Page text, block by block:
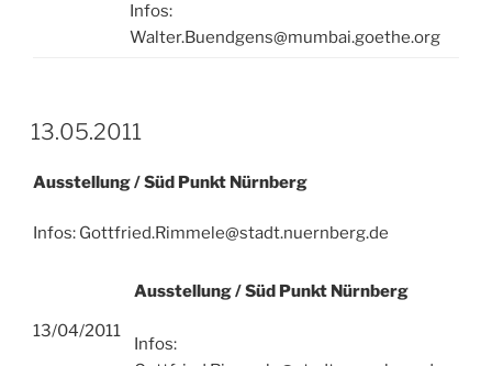
Infos:
Walter.Buendgens@mumbai.goethe.org
13.05.2011
Ausstellung / Süd Punkt Nürnberg
Infos: Gottfried.Rimmele@stadt.nuernberg.de
13/04/2011
Ausstellung / Süd Punkt Nürnberg
Infos: